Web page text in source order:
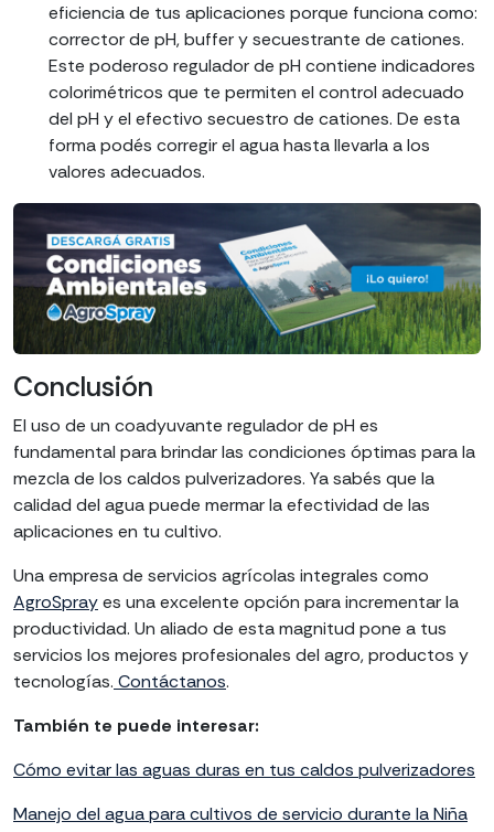
eficiencia de tus aplicaciones porque funciona como:
corrector de pH, buffer y secuestrante de cationes.
Este poderoso regulador de pH contiene indicadores
colorimétricos que te permiten el control adecuado
del pH y el efectivo secuestro de cationes. De esta
forma podés corregir el agua hasta llevarla a los
valores adecuados.
Conclusión
El uso de un coadyuvante regulador de pH es
fundamental para brindar las condiciones óptimas para la
mezcla de los caldos pulverizadores. Ya sabés que la
calidad del agua puede mermar la efectividad de las
aplicaciones en tu cultivo.
Una empresa de servicios agrícolas integrales como
AgroSprayes una excelente opción para incrementar la
productividad. Un aliado de esta magnitud pone a tus
servicios los mejores profesionales del agro, productos y
tecnologías. Contáctanos.
También te puede interesar:
Cómo evitar las aguas duras en tus caldos pulverizadores
Manejo del agua para cultivos de servicio durante la Niña